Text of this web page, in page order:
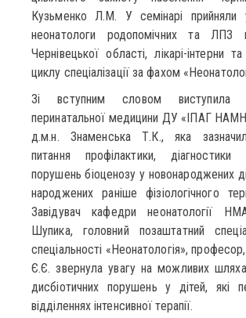
Кузьменко Л.М. У семінарі прийняли
неонатологи родопомічних та ЛПЗ
Чернівецької області, лікарі-інтерни та
циклу спеціалізації за фахом
Зі вступним словом виступила
перинатальної медицини ДУ «ІПАГ
д.м.н. Знаменська Т.К., яка
питання профілактики, діагностики
порушень біоценозу у новонароджених
народжених раніше фізіологічного
Завідувач кафедри неонатології
Шупика, головний позаштатний
спеціальності «Неонатологія»,
Є.Є. звернула увагу на можливих
дисбіотичних порушень у дітей, які
відділеннях інтенсивної терапії.